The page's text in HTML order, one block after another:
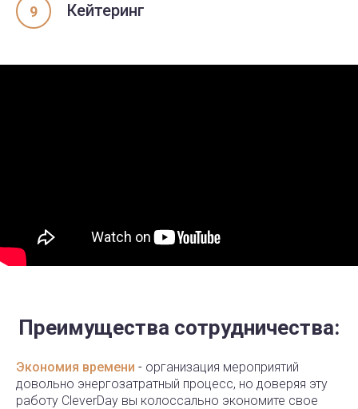
Кейтеринг
Преимущества сотрудничества:
Экономия времени - организация мероприятий
довольно энергозатратный процесс, но доверяя эту
работу CleverDay вы колоссально экономите свое